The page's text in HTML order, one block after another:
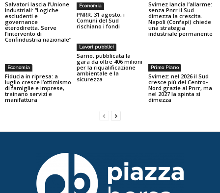
Salvatori lascia l’Unione
Industriali: “Logiche
escludenti e
governance
eterodiretta. Serve
l’intervento di
Confindustria nazionale”
Economia
PNRR: 31 agosto, i
Comuni del Sud
rischiano i fondi
Svimez lancia l’allarme:
senza Pnrr il Sud
dimezza la crescita.
Napoli (Confapi) chiede
una strategia
industriale permanente
Economia
Fiducia in ripresa: a
luglio cresce l’ottimismo
di famiglie e imprese,
trainano servizi e
manifattura
Lavori pubblici
Sarno, pubblicata la
gara da oltre 406 milioni
per la riqualificazione
ambientale e la
sicurezza
Primo Piano
Svimez: nel 2026 il Sud
cresce più del Centro-
Nord grazie al Pnrr, ma
nel 2027 la spinta si
dimezza